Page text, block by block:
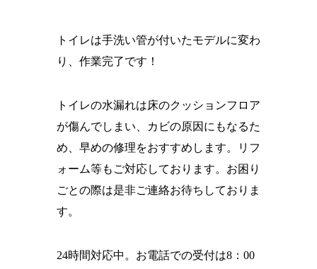
トイレは手洗い管が付いたモデルに変わ
り、作業完了です！
トイレの水漏れは床のクッションフロア
が傷んでしまい、カビの原因にもなるた
め、早めの修理をおすすめします。リフ
ォーム等もご対応しております。お困り
ごとの際は是非ご連絡お待ちしておりま
す。
24時間対応中。お電話での受付は8：00